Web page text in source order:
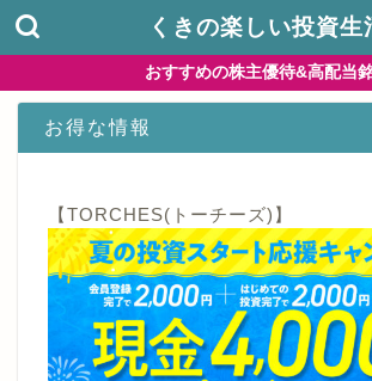
くきの楽しい投資生
おすすめの株主優待&高配当
お得な情報
【TORCHES(トーチーズ)】